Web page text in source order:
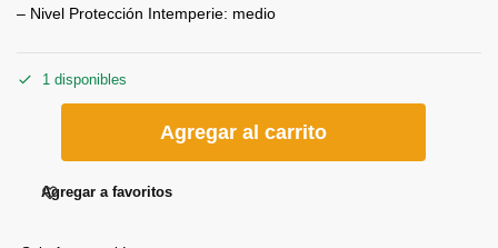
– Nivel Protección Intemperie: medio
1 disponibles
Agregar al carrito
Agregar a favoritos